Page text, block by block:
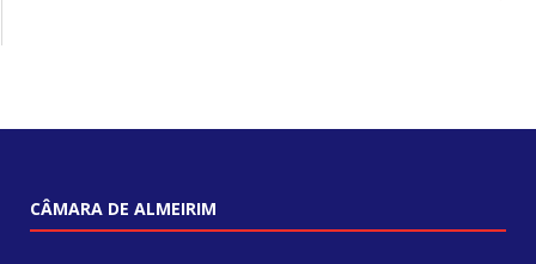
CÂMARA DE ALMEIRIM